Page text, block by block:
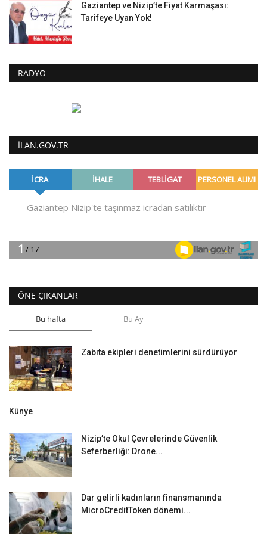
Gaziantep ve Nizip’te Fiyat Karmaşası:
Tarifeye Uyan Yok!
RADYO
ILAN.GOV.TR
ÖNE ÇIKANLAR
Bu hafta Bu Ay
Zabıta ekipleri denetimlerini sürdürüyor
Künye
Nizip’te Okul Çevrelerinde Güvenlik
Seferberliği: Drone...
Dar gelirli kadınların finansmanında
MicroCreditToken dönemi...